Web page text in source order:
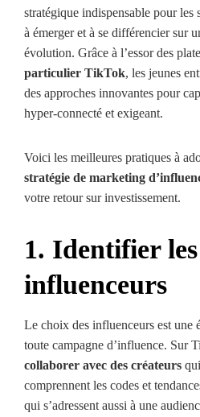
stratégique indispensable pour les
à émerger et à se différencier sur
évolution. Grâce à l’essor des
particulier TikTok, les jeunes
des approches innovantes pour
hyper-connecté et exigeant.
Voici les meilleures pratiques à
stratégie de marketing
votre retour sur investissement.
1. Identifier
influenceurs
Le choix des influenceurs est une
toute campagne d’influence. Sur
collaborer avec des créateurs
comprennent les codes et
qui s’adressent aussi à une